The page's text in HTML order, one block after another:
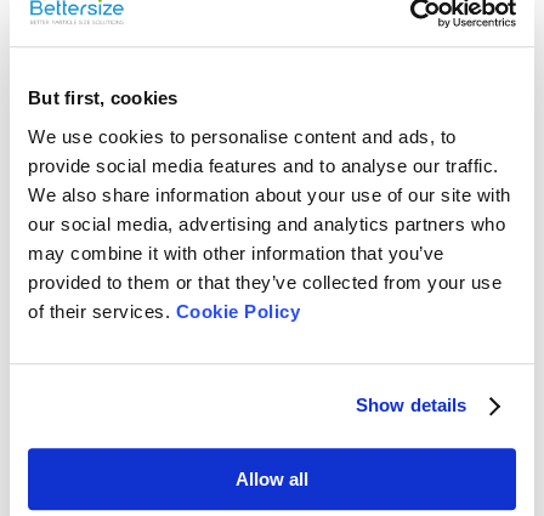
But first, cookies
We use cookies to personalise content and ads, to
provide social media features and to analyse our traffic.
We also share information about your use of our site with
our social media, advertising and analytics partners who
may combine it with other information that you’ve
provided to them or that they’ve collected from your use
of their services. Cookie Policy
Show details
Allow all
des particules de lait de soja en combinant deux...
Détermination du potentiel zêta moyen et de la
distribution des boues d'électrodes de batterie
Cette note d'application présente une étude sur la détermination du
potentiel zêta d'une boue d'électrode de batterie dispersée dans un
solvant NMP. L'expérience a utilisé le BeNano pour mesurer le potentiel
zêta de quatre échantillons différents. Les résultats ont montré que tous
les échantillons avaient un potentiel zêta négatif, ce qui ...
Contrôle des caractéristiques de la poudre de lait
Détecter les propriétés du lait en poudre à l'aide d'un analyseur de
caractéristiques des poudres. Cette note explore les différences entre le
lait écrémé et le lait entier en poudre dues à la teneur en matière grasse.
Rate this article